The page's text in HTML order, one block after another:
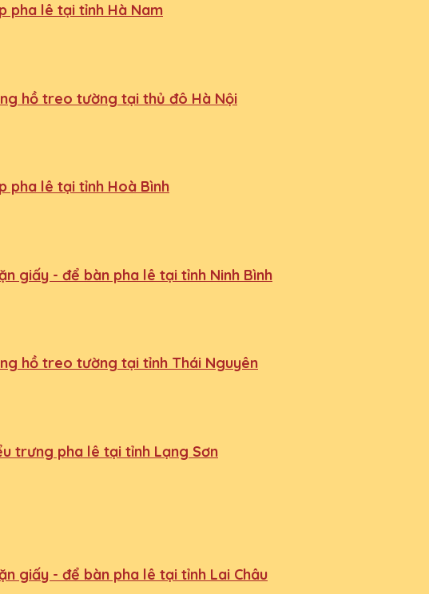
pha lê tại tỉnh Hà Nam
hồ treo tường tại thủ đô Hà Nội
pha lê tại tỉnh Hoà Bình
giấy - để bàn pha lê tại tỉnh Ninh Bình
hồ treo tường tại tỉnh Thái Nguyên
trưng pha lê tại tỉnh Lạng Sơn
giấy - để bàn pha lê tại tỉnh Lai Châu